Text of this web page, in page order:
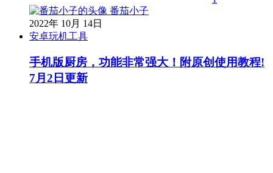
番茄小子
2022年 10月 14日
安卓玩机工具
手机版厨房，功能非常强大！附原创使用教程!
7月2日更新